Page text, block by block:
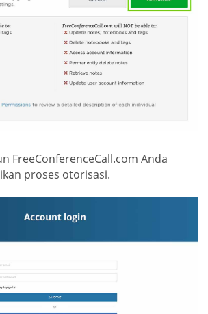
FreeConferenceCall.com Anda
proses otorisasi.